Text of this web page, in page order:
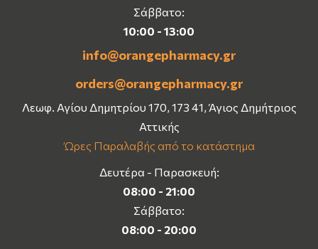
Σάββατο:
10:00 - 13:00
info@orangepharmacy.gr
orders@orangepharmacy.gr
Λεωφ. Αγίου Δημητρίου 170, 173 41, Άγιος Δημήτριος
Αττικής
Ώρες Παραλαβής από το κατάστημα
Δευτέρα - Παρασκευή:
08:00 - 21:00
Σάββατο:
08:00 - 20:00